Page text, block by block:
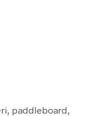
paddleboard,